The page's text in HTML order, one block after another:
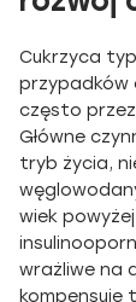
Cukrzyca
przypadków
często
Główne
tryb życia,
wiek
wrażliwe na
kompensuje